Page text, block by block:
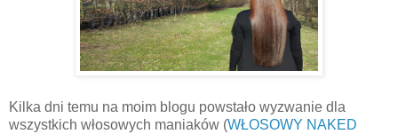
Kilka dni temu na moim blogu powstało wyzwanie dla
wszystkich włosowych maniaków (WŁOSOWY NAKED